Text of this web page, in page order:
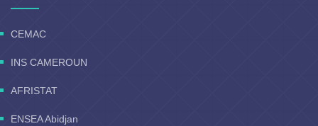
CEMAC
INS CAMEROUN
AFRISTAT
ENSEA Abidjan